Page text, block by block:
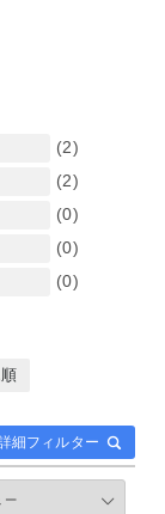
(2)
(2)
(0)
(0)
(0)
細フィルター